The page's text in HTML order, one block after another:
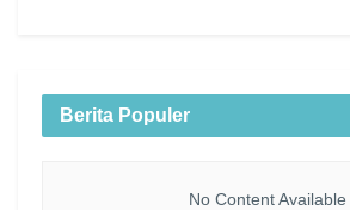
Berita Populer
No Content Available